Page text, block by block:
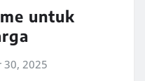
untuk
30, 2025